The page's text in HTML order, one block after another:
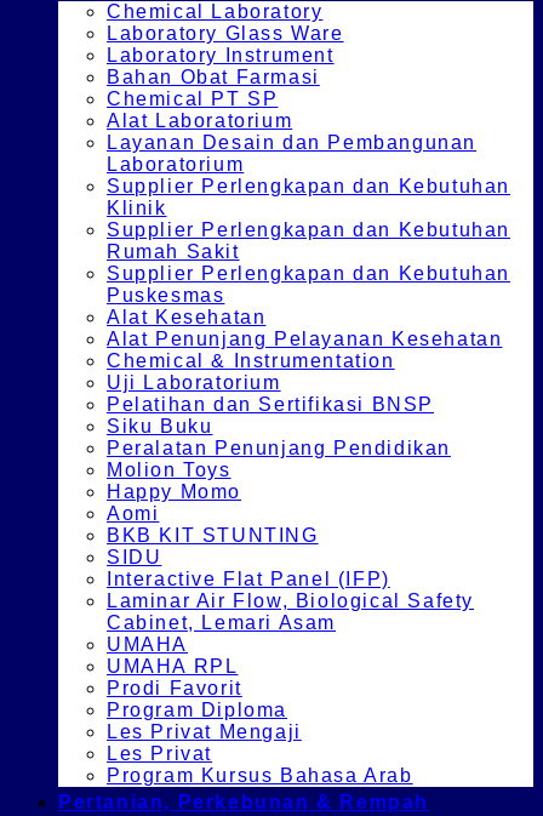
Chemical Laboratory
Laboratory Glass Ware
Laboratory Instrument
Bahan Obat Farmasi
Chemical PT SP
Alat Laboratorium
Layanan Desain dan Pembangunan
Laboratorium
Supplier Perlengkapan dan Kebutuhan
Klinik
Supplier Perlengkapan dan Kebutuhan
Rumah Sakit
Supplier Perlengkapan dan Kebutuhan
Puskesmas
Alat Kesehatan
Alat Penunjang Pelayanan Kesehatan
Chemical & Instrumentation
Uji Laboratorium
Pelatihan dan Sertifikasi BNSP
Siku Buku
Peralatan Penunjang Pendidikan
Molion Toys
Happy Momo
Aomi
BKB KIT STUNTING
SIDU
Interactive Flat Panel (IFP)
Laminar Air Flow, Biological Safety
Cabinet, Lemari Asam
UMAHA
UMAHA RPL
Prodi Favorit
Program Diploma
Les Privat Mengaji
Les Privat
Program Kursus Bahasa Arab
Pertanian, Perkebunan & Rempah